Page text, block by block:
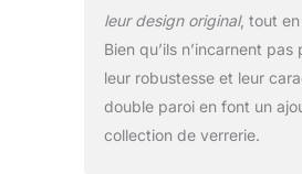
et
leur design original, tout
Bien qu’ils n’incarnent
leur robustesse et leur
double paroi en font un
collection de verrerie.